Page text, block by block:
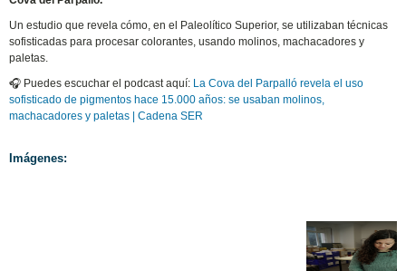
Un estudio que revela cómo, en el Paleolítico Superior, se utilizaban técnicas
sofisticadas para procesar colorantes, usando molinos, machacadores y
paletas.
🎧 Puedes escuchar el podcast aquí: La Cova del Parpalló revela el uso
sofisticado de pigmentos hace 15.000 años: se usaban molinos,
machacadores y paletas | Cadena SER
Imágenes: